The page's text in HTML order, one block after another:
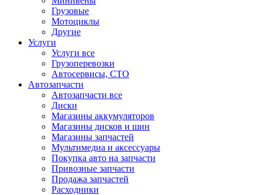
Грузовые
Мотоциклы
Другие
Услуги
Услуги все
Грузоперевозки
Автосервисы, СТО
Автозапчасти
Автозапчасти все
Диски
Магазины аккумуляторов
Магазины дисков и шин
Магазины запчастей
Мультимедиа и аксессуары
Покупка авто на запчасти
Привозные запчасти
Продажа запчастей
Расходники